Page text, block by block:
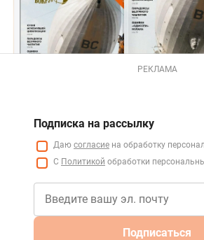
РЕКЛАМА
Подписка на рассылку
Даю согласие на обработку
С Политикой обработки
Подписаться